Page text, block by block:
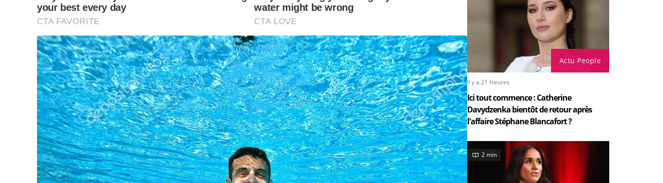
Actu People
Il y a 21 Heures
Ici tout commence : Catherine
Davydzenka bientôt de retour après
l'affaire Stéphane Blancafort ?
2 min